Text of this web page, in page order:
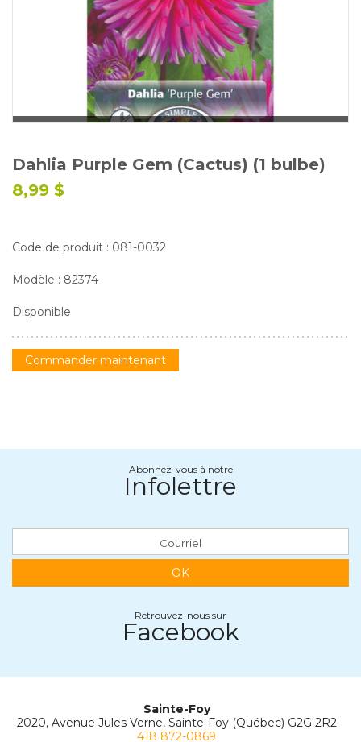
Glossaire
Calendrier horticole
Emplois
Service à la clientèle
Nous joindre
Dahlia Purple Gem (Cactus) (1 bulbe)
8,99 $
Code de produit : 081-0032
Modèle : 82374
Disponible
Commander maintenant
Abonnez-vous à notre
Infolettre
OK
Retrouvez-nous sur
Facebook
Sainte-Foy
2020, Avenue Jules Verne, Sainte-Foy (Québec) G2G 2R2
418 872-0869